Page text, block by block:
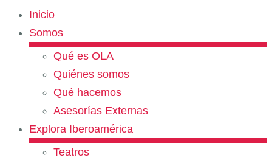
Inicio
Somos
Qué es OLA
Quiénes somos
Qué hacemos
Asesorías Externas
Explora Iberoamérica
Teatros